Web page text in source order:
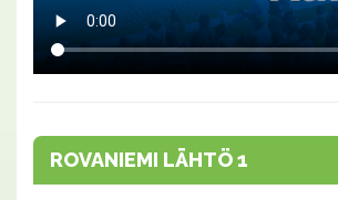
ROVANIEMI LÄHTÖ 1